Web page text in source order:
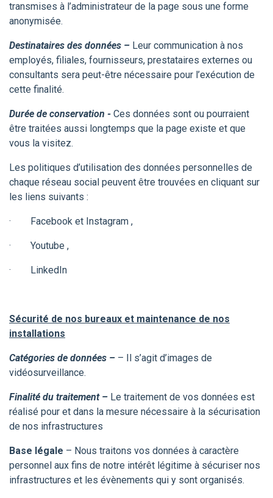
transmises à l’administrateur de la page sous une forme
anonymisée.
Destinataires des données – Leur communication à nos
employés, filiales, fournisseurs, prestataires externes ou
consultants sera peut-être nécessaire pour l’exécution de
cette finalité.
Durée de conservation - Ces données sont ou pourraient
être traitées aussi longtemps que la page existe et que
vous la visitez.
Les politiques d’utilisation des données personnelles de
chaque réseau social peuvent être trouvées en cliquant sur
les liens suivants :
· Facebook et Instagram ,
· Youtube ,
· LinkedIn
Sécurité de nos bureaux et maintenance de nos
installations
Catégories de données – – Il s’agit d’images de
vidéosurveillance.
Finalité du traitement – Le traitement de vos données est
réalisé pour et dans la mesure nécessaire à la sécurisation
de nos infrastructures
Base légale – Nous traitons vos données à caractère
personnel aux fins de notre intérêt légitime à sécuriser nos
infrastructures et les évènements qui y sont organisés.